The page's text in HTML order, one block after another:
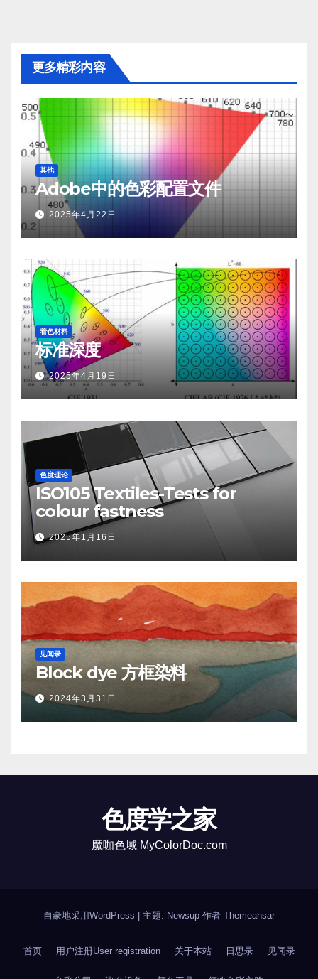
更多精彩内容
其他
Adobe中的色彩配置文件
2025年4月22日
着色材料
标准深度
2025年4月19日
色度理论
ISO105 Textiles-Tests for
colour fastness
2025年1月16日
见闻录
Block dye 方框染料
2024年3月31日
色度学之家
魔咖色域 MyColorDoc.com
自豪地采用WordPress 主题: Newsup 作者 Themeansar
首页 用户注册User registration 关于本站 日思录 见闻录